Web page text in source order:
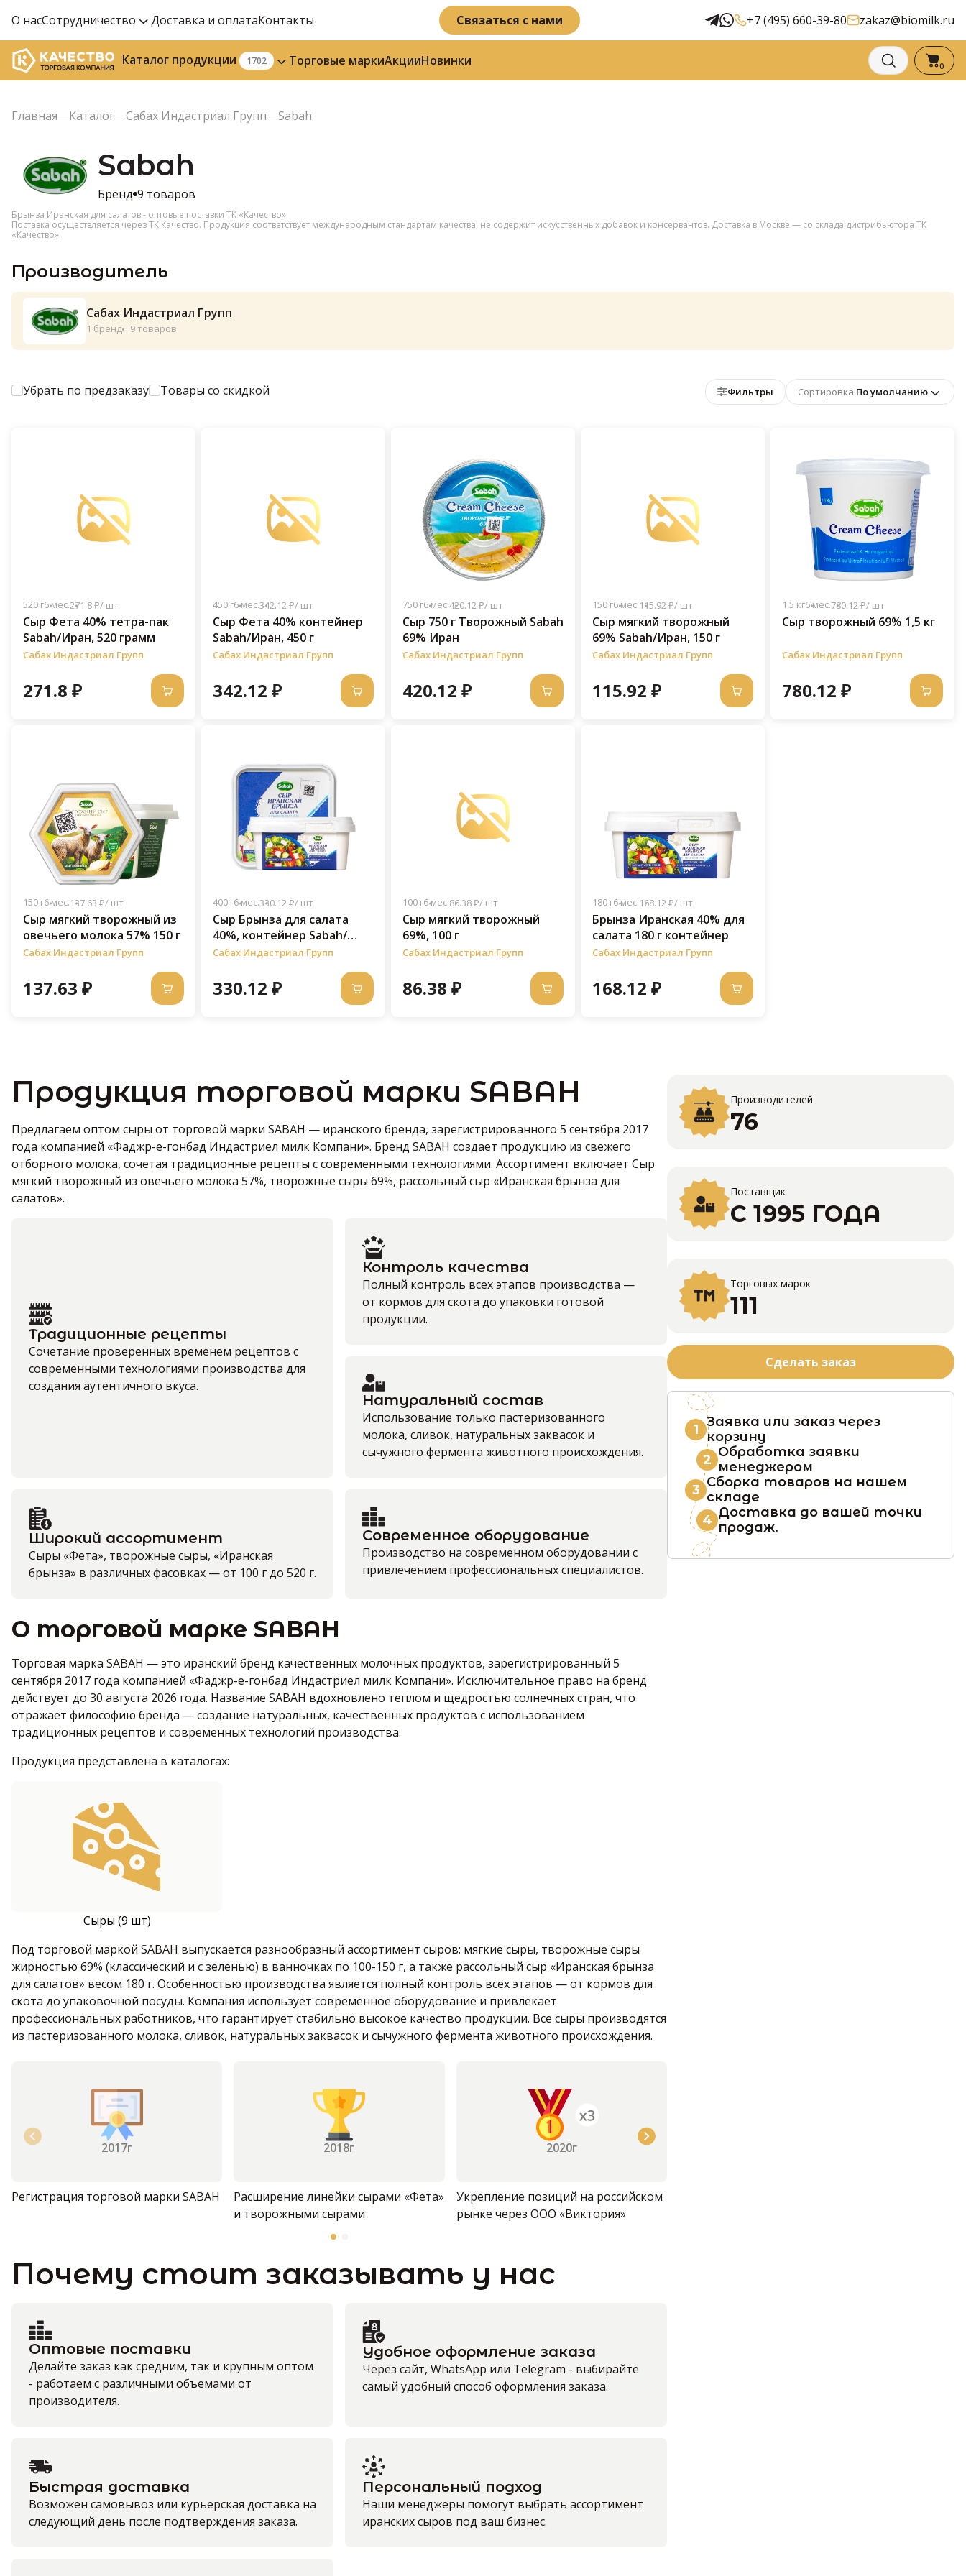
О насСотрудничество Доставка и оплатаКонтакты Связаться с нами +7 (495) 660-39-80 zakaz@biomilk.ru
Каталог продукции 1702 Торговые маркиАкцииНовинки 0
Главная Каталог Сабах Индастриал Групп Sabah
Sabah
Бренд 9 товаров
Брынза Иранская для салатов - оптовые поставки ТК «Качество».
Поставка осуществляется через ТК Качество. Продукция соответствует международным стандартам качества, не содержит искусственных добавок и консервантов. Доставка в Москве — со склада дистрибьютора ТК
«Качество».
Производитель
Сабах Индастриал Групп
1 бренд 9 товаров
Убрать по предзаказу Товары со скидкой Фильтры Сортировка:По умолчанию
520 г6 мес.271.8 ₽/ шт
Сыр Фета 40% тетра-пак
Sabah/Иран, 520 грамм
Сабах Индастриал Групп
271.8 ₽
450 г6 мес.342.12 ₽/ шт
Сыр Фета 40% контейнер
Sabah/Иран, 450 г
Сабах Индастриал Групп
342.12 ₽
750 г6 мес.420.12 ₽/ шт
Сыр 750 г Творожный Sabah
69% Иран
Сабах Индастриал Групп
420.12 ₽
150 г6 мес.115.92 ₽/ шт
Сыр мягкий творожный
69% Sabah/Иран, 150 г
Сабах Индастриал Групп
115.92 ₽
1,5 кг6 мес.780.12 ₽/ шт
Сыр творожный 69% 1,5 кг
Сабах Индастриал Групп
780.12 ₽
150 г6 мес.137.63 ₽/ шт
Сыр мягкий творожный из
овечьего молока 57% 150 г
Сабах Индастриал Групп
137.63 ₽
400 г6 мес.330.12 ₽/ шт
Сыр Брынза для салата
40%, контейнер Sabah/
Иран, 400 грамм
Сабах Индастриал Групп
330.12 ₽
100 г6 мес.86.38 ₽/ шт
Сыр мягкий творожный
69%, 100 г
Сабах Индастриал Групп
86.38 ₽
180 г6 мес.168.12 ₽/ шт
Брынза Иранская 40% для
салата 180 г контейнер
Сабах Индастриал Групп
168.12 ₽
Продукция торговой марки SABAH
Предлагаем оптом сыры от торговой марки SABAH — иранского бренда, зарегистрированного 5 сентября 2017
года компанией «Фаджр-е-гонбад Индастриел милк Компани». Бренд SABAH создает продукцию из свежего
отборного молока, сочетая традиционные рецепты с современными технологиями. Ассортимент включает Сыр
мягкий творожный из овечьего молока 57%, творожные сыры 69%, рассольный сыр «Иранская брынза для
салатов».
Традиционные рецепты
Сочетание проверенных временем рецептов с
современными технологиями производства для
создания аутентичного вкуса.
Контроль качества
Полный контроль всех этапов производства —
от кормов для скота до упаковки готовой
продукции.
Натуральный состав
Использование только пастеризованного
молока, сливок, натуральных заквасок и
сычужного фермента животного происхождения.
Широкий ассортимент
Сыры «Фета», творожные сыры, «Иранская
брынза» в различных фасовках — от 100 г до 520 г.
Современное оборудование
Производство на современном оборудовании с
привлечением профессиональных специалистов.
О торговой марке SABAH
Торговая марка SABAH — это иранский бренд качественных молочных продуктов, зарегистрированный 5
сентября 2017 года компанией «Фаджр-е-гонбад Индастриел милк Компани». Исключительное право на бренд
действует до 30 августа 2026 года. Название SABAH вдохновлено теплом и щедростью солнечных стран, что
отражает философию бренда — создание натуральных, качественных продуктов с использованием
традиционных рецептов и современных технологий производства.
Продукция представлена в каталогах:
Сыры (9 шт)
Под торговой маркой SABAH выпускается разнообразный ассортимент сыров: мягкие сыры, творожные сыры
жирностью 69% (классический и с зеленью) в ванночках по 100-150 г, а также рассольный сыр «Иранская брынза
для салатов» весом 180 г. Особенностью производства является полный контроль всех этапов — от кормов для
скота до упаковочной посуды. Компания использует современное оборудование и привлекает
профессиональных работников, что гарантирует стабильно высокое качество продукции. Все сыры производятся
из пастеризованного молока, сливок, натуральных заквасок и сычужного фермента животного происхождения.
2017г
Регистрация торговой марки SABAH
2018г
Расширение линейки сырами «Фета»
и творожными сырами
2020г
Укрепление позиций на российском
рынке через ООО «Виктория»
Почему стоит заказывать у нас
Оптовые поставки
Делайте заказ как средним, так и крупным оптом
- работаем с различными объемами от
производителя.
Удобное оформление заказа
Через сайт, WhatsApp или Telegram - выбирайте
самый удобный способ оформления заказа.
Быстрая доставка
Возможен самовывоз или курьерская доставка на
следующий день после подтверждения заказа.
Персональный подход
Наши менеджеры помогут выбрать ассортимент
иранских сыров под ваш бизнес.
Производителей
76
Поставщик
С 1995 ГОДА
Торговых марок
111
Сделать заказ
1 Заявка или заказ через
корзину
2 Обработка заявки
менеджером
3 Сборка товаров на нашем
складе
4 Доставка до вашей точки
продаж.